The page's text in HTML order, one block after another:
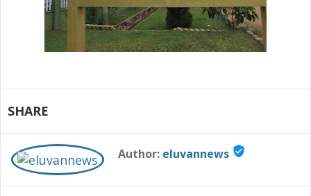
SHARE
Author: eluvannews verified_user